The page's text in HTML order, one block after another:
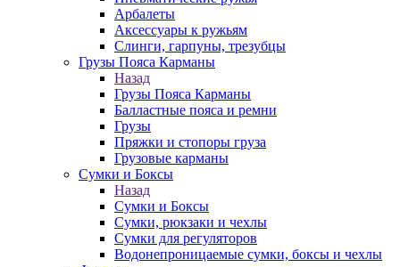
Арбалеты
Аксессуары к ружьям
Слинги, гарпуны, трезубцы
Грузы Пояса Карманы
Назад
Грузы Пояса Карманы
Балластные пояса и ремни
Грузы
Пряжки и стопоры груза
Грузовые карманы
Сумки и Боксы
Назад
Сумки и Боксы
Сумки, рюкзаки и чехлы
Сумки для регуляторов
Водонепроницаемые сумки, боксы и чехлы